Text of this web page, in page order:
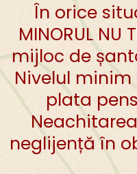
În orice
MINORUL NU
mijloc de
Nivelul
plata
neglijență în